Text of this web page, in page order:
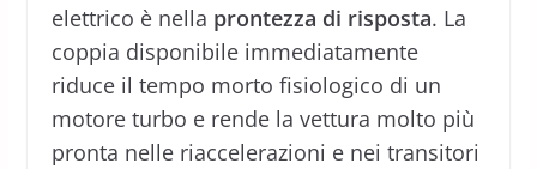
elettrico è nella prontezza di risposta. La
coppia disponibile immediatamente
riduce il tempo morto fisiologico di un
motore turbo e rende la vettura molto più
pronta nelle riaccelerazioni e nei transitori